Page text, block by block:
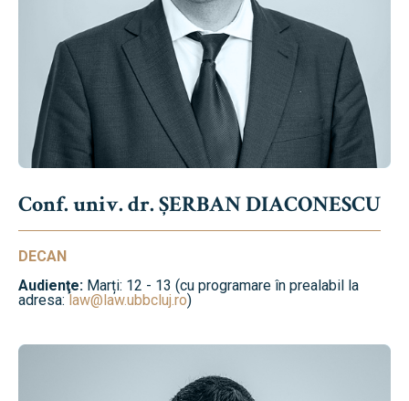
Conf. univ. dr. ȘERBAN DIACONESCU
DECAN
Audienţe: Marți: 12 - 13 (cu programare în prealabil la
adresa:law@law.ubbcluj.ro)